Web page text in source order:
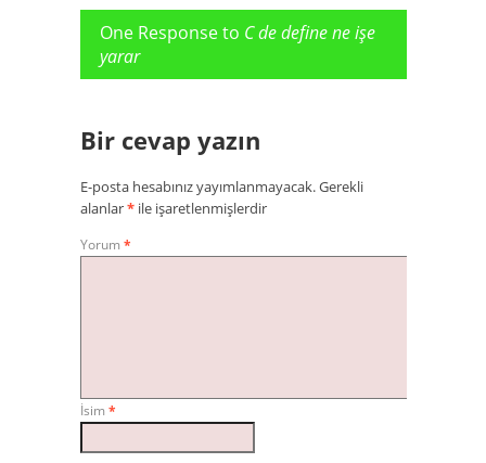
One Response to C de define ne işe
yarar
Bir cevap yazın
E-posta hesabınız yayımlanmayacak.Gerekli
alanlar* ile işaretlenmişlerdir
Yorum *
İsim *